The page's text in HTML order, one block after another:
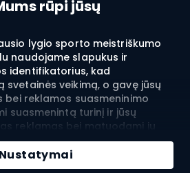
rūpi jūsų
lygio sporto meistriškumo
naudojame slapukus ir
identifikatorius, kad
svetainės veikimą, o gavę jūsų
bei reklamos suasmeninimo
suasmenintą turinį ir jūsų
reklamas bei matuodami jų
ir mobiliosios reklamos
naudojami tiek suasmenintai,
- priklausomai nuo jūsų
Nustatymai
į krepšelį